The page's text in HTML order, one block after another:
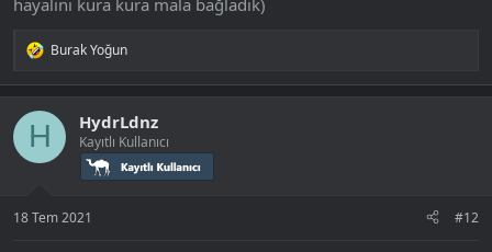
T
p
k
e
Burak Yoğun
H HydrLdnz
Kayıtlı Kullanıcı
18 Tem 2021 #12